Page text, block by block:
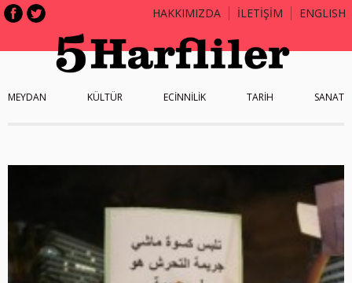
HAKKIMIZDA İLETİŞİM ENGLISH
MEYDAN KÜLTÜR ECİNNİLİK TARİH SANAT